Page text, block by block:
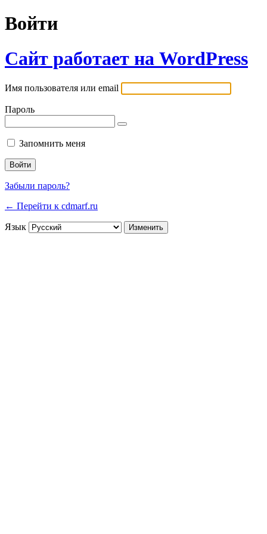
Войти
Сайт работает на WordPress
Имя пользователя или email
Пароль
Запомнить меня
Забыли пароль?
← Перейти к cdmarf.ru
Язык